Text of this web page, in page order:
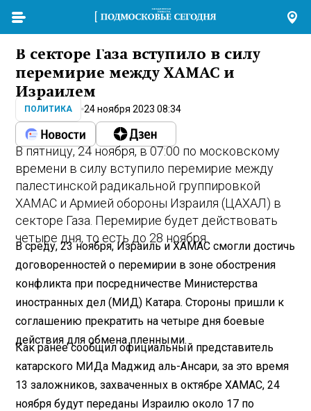
В секторе Газа вступило в силу
перемирие между ХАМАС и
Израилем
ПОЛИТИКА 24 ноября 2023 08:34
В пятницу, 24 ноября, в 07:00 по московскому
времени в силу вступило перемирие между
палестинской радикальной группировкой
ХАМАС и Армией обороны Израиля (ЦАХАЛ) в
секторе Газа. Перемирие будет действовать
четыре дня, то есть до 28 ноября.
В среду, 23 ноября, Израиль и ХАМАС смогли достичь
договоренностей о перемирии в зоне обострения
конфликта при посредничестве Министерства
иностранных дел (МИД) Катара. Стороны пришли к
соглашению прекратить на четыре дня боевые
действия для обмена пленными.
Как ранее сообщил официальный представитель
катарского МИДа Маджид аль-Ансари, за это время
13 заложников, захваченных в октябре ХАМАС, 24
ноября будут переданы Израилю около 17 по